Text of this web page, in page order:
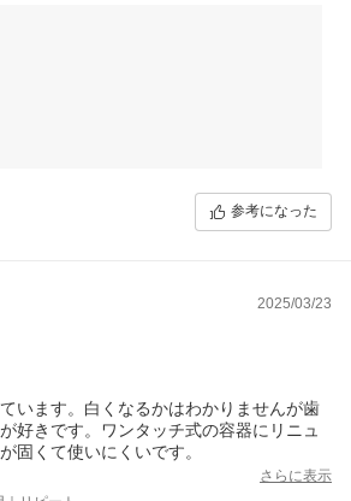
く「ほんのりピーチ」でした。どちらか
ルーツを思わせる爽やかさがあります。
りから想像する限り、恐らく3種のフレー
す。）
のアイテムにしては刺激もほとんど感じ
イトニング初心者でも継続できそうで
参考になった
2025/03/23
います。白くなるかはわかりませんが歯
好きです。ワンタッチ式の容器にリニュ
固くて使いにくいです。
さらに表示